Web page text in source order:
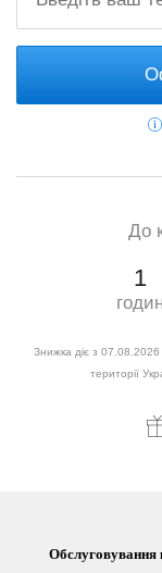
До
1
Знижка діє з
території
Обслуговування